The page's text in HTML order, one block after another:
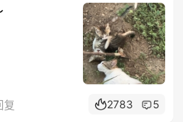
复 2783 5